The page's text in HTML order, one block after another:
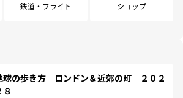
鉄道・フライト ショップ
の歩き方 ロンドン＆近郊の町 ２０２
８